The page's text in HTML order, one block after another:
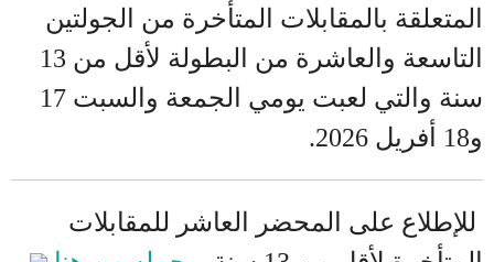
المتعلقة بالمقابلات المتأخرة من الجولتين
التاسعة والعاشرة من البطولة لأقل من 13
سنة والتي لعبت يومي الجمعة والسبت 17
و18 أفريل 2026.
للإطلاع على المحضر العاشر للمقابلات